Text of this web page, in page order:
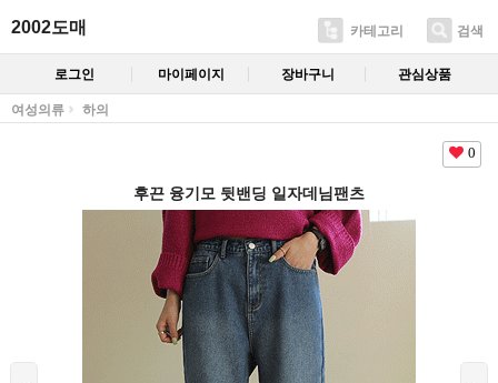
2002도매 카테고리 검색
로그인 마이페이지 장바구니 관심상품
여성의류 하의
0
후끈 융기모 뒷밴딩 일자데님팬츠